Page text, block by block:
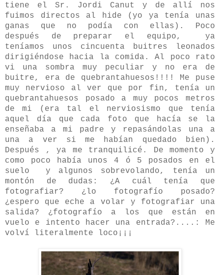
tiene el Sr. Jordi Canut y de allí nos
fuimos directos al hide (yo ya tenía unas
ganas que no podía con ellas). Poco
después de preparar el equipo, ya
teníamos unos cincuenta buitres leonados
dirigiéndose hacia la comida. Al poco rato
vi una sombra muy peculiar y no era de
buitre, era de quebrantahuesos!!!! Me puse
muy nervioso al ver que por fin, tenía un
quebrantahuesos posado a muy pocos metros
de mi (era tal el nerviosismo que tenía
aquel día que cada foto que hacía se la
enseñaba a mi padre y repasándolas una a
una a ver si me habían quedado bien).
Después , ya me tranquilicé. De momento y
como poco había unos 4 ó 5 posados en el
suelo y algunos sobrevolando, tenía un
montón de dudas: ¿A cuál tenía que
fotografiar? ¿lo fotografío posado?
¿espero que eche a volar y fotografiar una
salida? ¿fotografío a los que están en
vuelo e intento hacer una entrada?....: Me
volví literalmente loco¡¡¡